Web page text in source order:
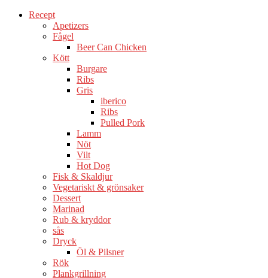
Recept
Apetizers
Fågel
Beer Can Chicken
Kött
Burgare
Ribs
Gris
iberico
Ribs
Pulled Pork
Lamm
Nöt
Vilt
Hot Dog
Fisk & Skaldjur
Vegetariskt & grönsaker
Dessert
Marinad
Rub & kryddor
sås
Dryck
Öl & Pilsner
Rök
Plankgrillning